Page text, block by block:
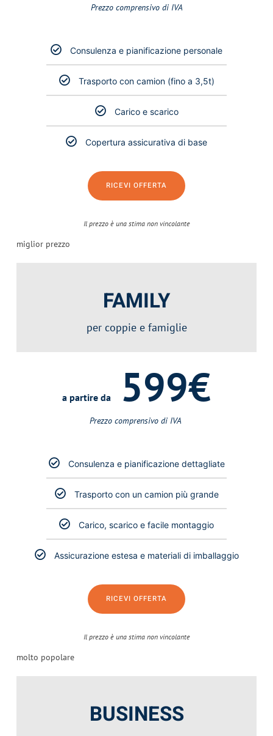
Prezzo comprensivo di IVA
Consulenza e pianificazione personale
Trasporto con camion (fino a 3,5t)
Carico e scarico
Copertura assicurativa di base
RICEVI OFFERTA
Il prezzo è una stima non vincolante
miglior prezzo
FAMILY
per coppie e famiglie
a partire da 599€
Prezzo comprensivo di IVA ​
Consulenza e pianificazione dettagliate
Trasporto con un camion più grande
Carico, scarico e facile montaggio
Assicurazione estesa e materiali di imballaggio
RICEVI OFFERTA
Il prezzo è una stima non vincolante​
molto popolare
BUSINESS